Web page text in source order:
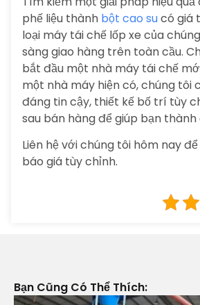
phế liệu thành bột cao sucó giá
loại máy tái chế lốp xe của
sàng giao hàng trên toàn cầu.
bắt đầu một nhà máy tái chế
một nhà máy hiện có, chúng tôi
đáng tin cậy, thiết kế bố trí tùy
sau bán hàng để giúp bạn thành
Liên hệ với chúng tôi hôm nay
báo giá tùy chỉnh.
Bạn Cũng Có Thể Thích: